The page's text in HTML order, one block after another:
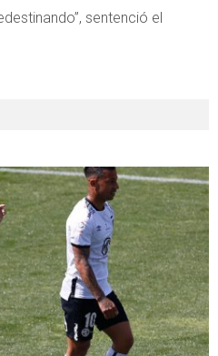
sentenció el